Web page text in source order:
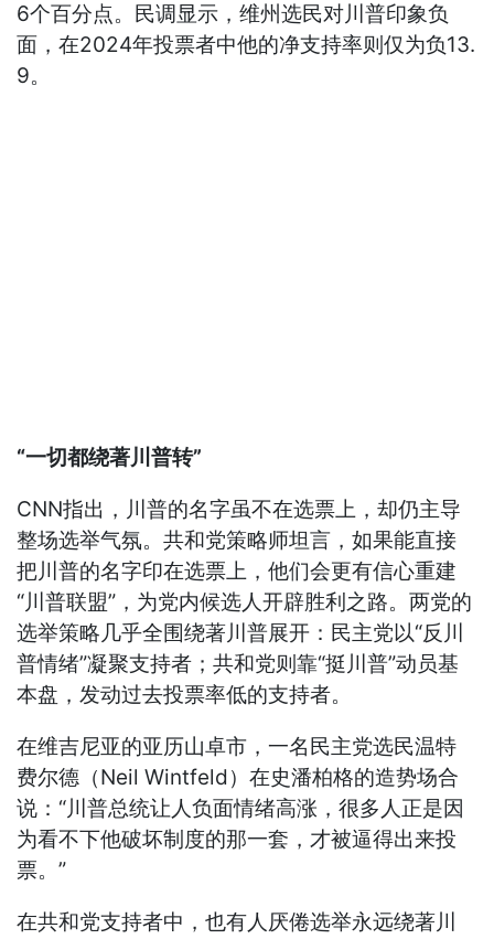
6个百分点。民调显示，维州选民对川普印象负
面，在2024年投票者中他的净支持率则仅为负13.
9。
“一切都绕著川普转”
CNN指出，川普的名字虽不在选票上，却仍主导
整场选举气氛。共和党策略师坦言，如果能直接
把川普的名字印在选票上，他们会更有信心重建
“川普联盟”，为党内候选人开辟胜利之路。两党的
选举策略几乎全围绕著川普展开：民主党以“反川
普情绪”凝聚支持者；共和党则靠“挺川普”动员基
本盘，发动过去投票率低的支持者。
在维吉尼亚的亚历山卓市，一名民主党选民温特
费尔德（Neil Wintfeld）在史潘柏格的造势场合
说：“川普总统让人负面情绪高涨，很多人正是因
为看不下他破坏制度的那一套，才被逼得出来投
票。”
在共和党支持者中，也有人厌倦选举永远绕著川